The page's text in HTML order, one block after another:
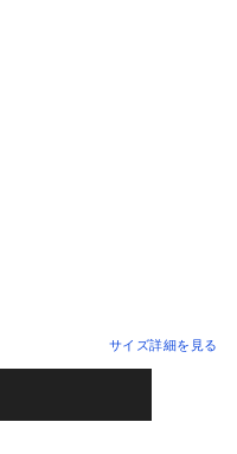
サイズ詳細を見る